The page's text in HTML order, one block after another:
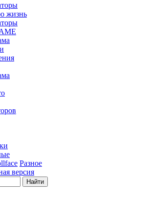
жизнь
Разное
версия
Найти